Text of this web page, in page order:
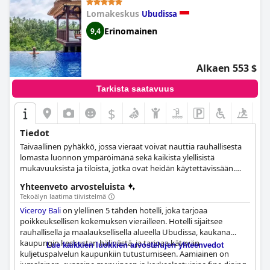
Lomakeskus Ubudissa
9,4 Erinomainen
Alkaen 553 $
Tarkista saatavuus
$
Tiedot
Taivaallinen pyhäkkö, jossa vieraat voivat nauttia rauhallisesta
lomasta luonnon ympäröimänä sekä kaikista ylellisistä
mukavuuksista ja tiloista, jotka ovat heidän käytettävissään.
joukosta, hemmotella itseään hotellin kylpylässä, maistella
ravintolan hienoja ruokia ja nauttia henkeäsalpaavasta
näköalasta äärettömästä uima-altaasta.
Yhteenveto arvosteluista
Tekoälyn laatima tiivistelmä
Viceroy Balion ylellinen 5 tähden hotelli, joka tarjoaa
poikkeuksellisen kokemuksen vierailleen. Hotelli sijaitsee
rauhallisella ja maalauksellisella alueella Ubudissa, kaukana
kaupungin keskustan hälinästä, ja tarjoaa kätevän
kuljetuspalvelun kaupunkiin tutustumiseen. Aamiainen on
jumalainen, runsaine menuineen ja korkealaatuisine fine dining
Lue kaikkien luokkien arvostelujen yhteenvedot